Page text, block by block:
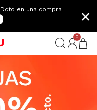
Dcto en una compra
×
0